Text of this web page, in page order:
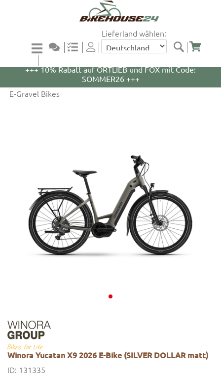
Lieferland wählen:
+++ 5% Rabatt auf WOOM Bikes und Zubehör mit
+++ 10% Rabatt auf ORTLIEB und FOX mit Code:
SOMMER26 +++
E-Gravel Bikes
Winora Yucatan X9 2026 E-Bike (SILVER DOLLAR matt)
ID: 131335